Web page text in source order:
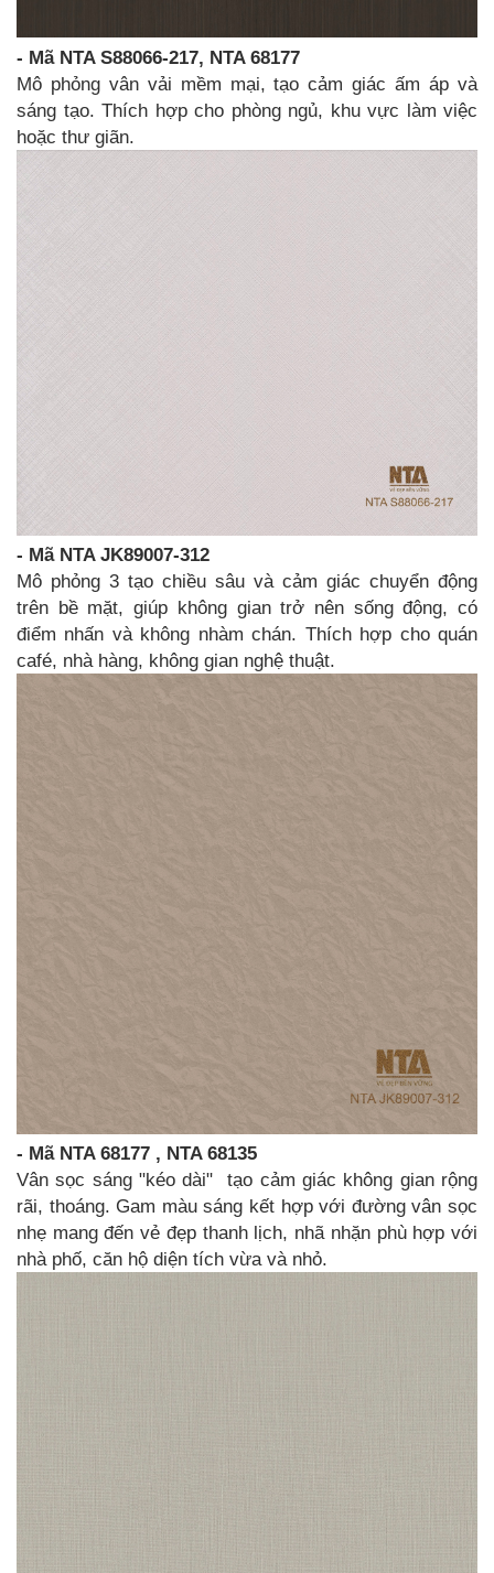
- Mã NTA S88066-217, NTA 68177
Mô phỏng vân vải mềm mại, tạo cảm giác ấm áp và
sáng tạo. Thích hợp cho phòng ngủ, khu vực làm việc
hoặc thư giãn.
- Mã NTA JK89007-312
Mô phỏng 3 tạo chiều sâu và cảm giác chuyển động
trên bề mặt, giúp không gian trở nên sống động, có
điểm nhấn và không nhàm chán. Thích hợp cho quán
café, nhà hàng, không gian nghệ thuật.
- Mã NTA 68177 , NTA 68135
Vân sọc sáng "kéo dài" tạo cảm giác không gian rộng
rãi, thoáng. Gam màu sáng kết hợp với đường vân sọc
nhẹ mang đến vẻ đẹp thanh lịch, nhã nhặn phù hợp với
nhà phố, căn hộ diện tích vừa và nhỏ.